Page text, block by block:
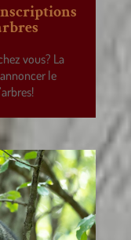
vous? La
le